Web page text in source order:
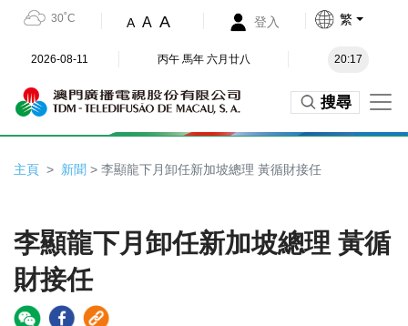
30˚C A A A 登入 繁
2026-08-11 丙午 馬年 六月廿八 20:17
搜尋
主頁 新聞 > 李顯龍下月卸任新加坡總理 黃循財接任
李顯龍下月卸任新加坡總理 黃循
財接任